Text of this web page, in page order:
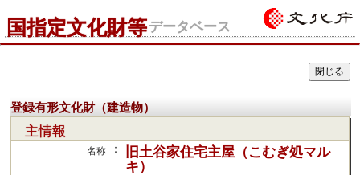
国指定文化財等データベース
登録有形文化財（建造物）
主情報
名称 ：
旧土谷家住宅主屋（こむぎ処マル
キ）